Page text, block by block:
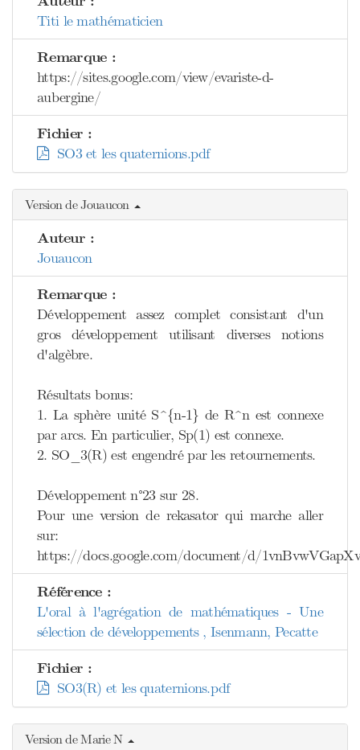
Titi le mathématicien
Remarque :
https://sites.google.com/view/evariste-d-
aubergine/
Fichier :
SO3 et les quaternions.pdf
Version de Jouaucon
Auteur :
Jouaucon
Remarque :
Développement assez complet consistant d'un
gros développement utilisant diverses notions
d'algèbre.
Résultats bonus:
1. La sphère unité S^{n-1} de R^n est connexe
par arcs. En particulier, Sp(1) est connexe.
2. SO_3(R) est engendré par les retournements.
Développement n°23 sur 28.
Pour une version de rekasator qui marche aller
sur:
https://docs.google.com/document/d/
Référence :
L'oral à l'agrégation de mathématiques - Une
sélection de développements , Isenmann, Pecatte
Fichier :
SO3(R) et les quaternions.pdf
Version de Marie N